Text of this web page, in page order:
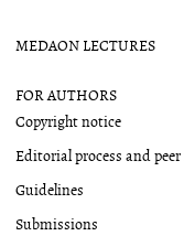
MEDAON LECTURES
FOR AUTHORS
Copyright notice
Editorial process and
Guidelines
Submissions